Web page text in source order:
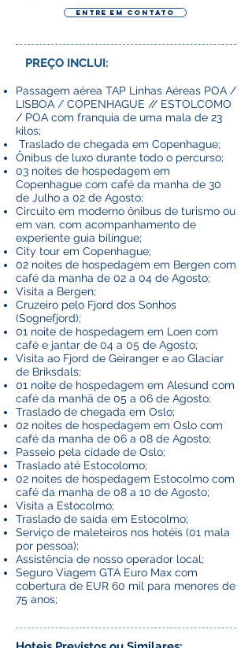
Entre em contato
PREÇO INCLUI:
Passagem aérea TAP Linhas Aéreas POA /
LISBOA / COPENHAGUE // ESTOLCOMO
/ POA com franquia de uma mala de 23
kilos;
Traslado de chegada em Copenhague;
Ônibus de luxo durante todo o percurso;
03 noites de hospedagem em
Copenhague com café da manha de 30
de Julho a 02 de Agosto;
Circuito em moderno ônibus de turismo ou
em van, com acompanhamento de
experiente guia bilíngue;
City tour em Copenhague;
02 noites de hospedagem em Bergen com
café da manha de 02 a 04 de Agosto;
Visita a Bergen;
Cruzeiro pelo Fjord dos Sonhos
(Sognefjord);
01 noite de hospedagem em Loen com
café e jantar de 04 a 05 de Agosto;
Visita ao Fjord de Geiranger e ao Glaciar
de Briksdals;
01 noite de hospedagem em Alesund com
café da manhã de 05 a 06 de Agosto;
Traslado de chegada em Oslo;
02 noites de hospedagem em Oslo com
café da manha de 06 a 08 de Agosto;
Passeio pela cidade de Oslo;
Traslado até Estocolomo;
02 noites de hospedagem Estocolmo com
café da manha de 08 a 10 de Agosto;
Visita a Estocolmo;
Traslado de saída em Estocolmo;
Serviço de maleteiros nos hotéis (01 mala
por pessoa);
Assistência de nosso operador local;
Seguro Viagem GTA Euro Max com
cobertura de EUR 60 mil para menores de
75 anos;